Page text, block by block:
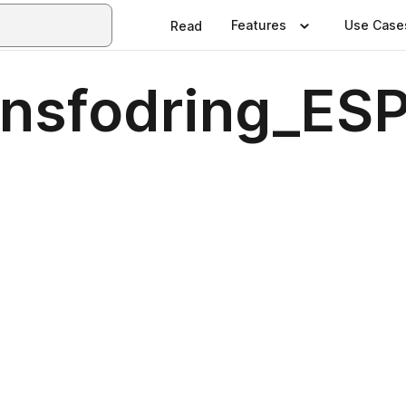
Read Features Use